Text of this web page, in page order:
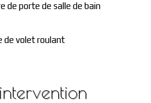
de porte de salle de bain
de volet roulant